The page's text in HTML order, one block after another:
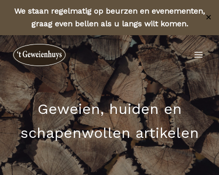
We staan regelmatig op beurzen en evenementen,
graag even bellen als u langs wilt komen.
✕
Ga
naar
de
inhoud
Geweien.com
Geweien, huiden en
schapenwollen artikelen